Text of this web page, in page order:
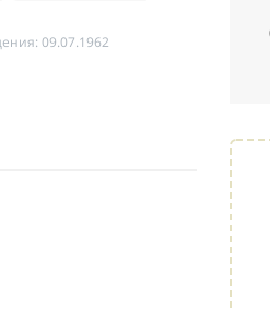
09.07.1962